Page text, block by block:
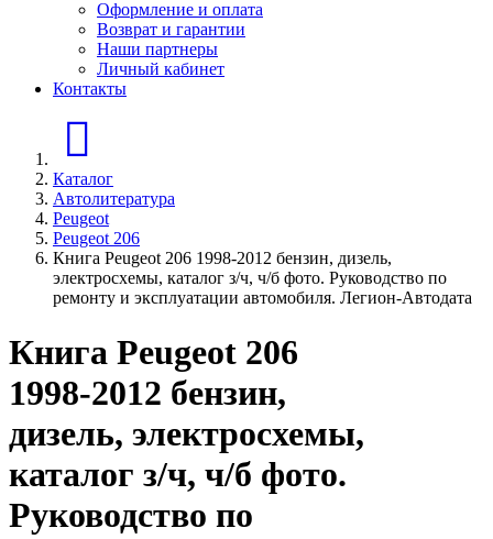
Оформление и оплата
Возврат и гарантии
Наши партнеры
Личный кабинет
Контакты
Каталог
Автолитература
Peugeot
Peugeot 206
Книга Peugeot 206 1998-2012 бензин, дизель,
электросхемы, каталог з/ч, ч/б фото. Руководство по
ремонту и эксплуатации автомобиля. Легион-Автодата
Книга Peugeot 206
1998-2012 бензин,
дизель, электросхемы,
каталог з/ч, ч/б фото.
Руководство по